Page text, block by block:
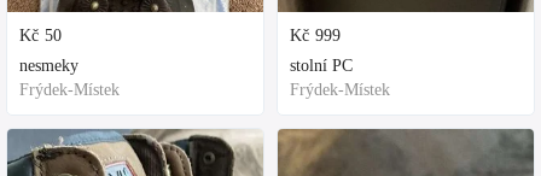
Kč 50
nesmeky
Frýdek-Místek
Kč 999
stolní PC
Frýdek-Místek